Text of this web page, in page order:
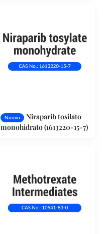
Nuovo
Niraparib tosilato
monohidrato (1613220-15-7)